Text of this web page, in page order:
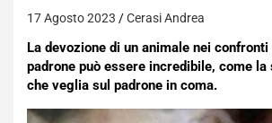
17 Agosto 2023 Cerasi Andrea
La devozione di un animale nei
padrone può essere incredibile, come la
che veglia sul padrone in coma.